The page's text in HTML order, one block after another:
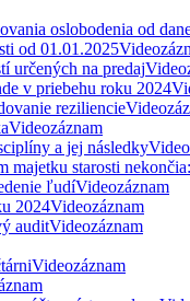
oslobodenia od
od 01.01.2025
určených na predaj
v priebehu roku 2024
reziliencie
Videozáznam
a jej následky
majetku starosti
ľudíVideozáznam
2024Videozáznam
auditVideozáznam
Videozáznam